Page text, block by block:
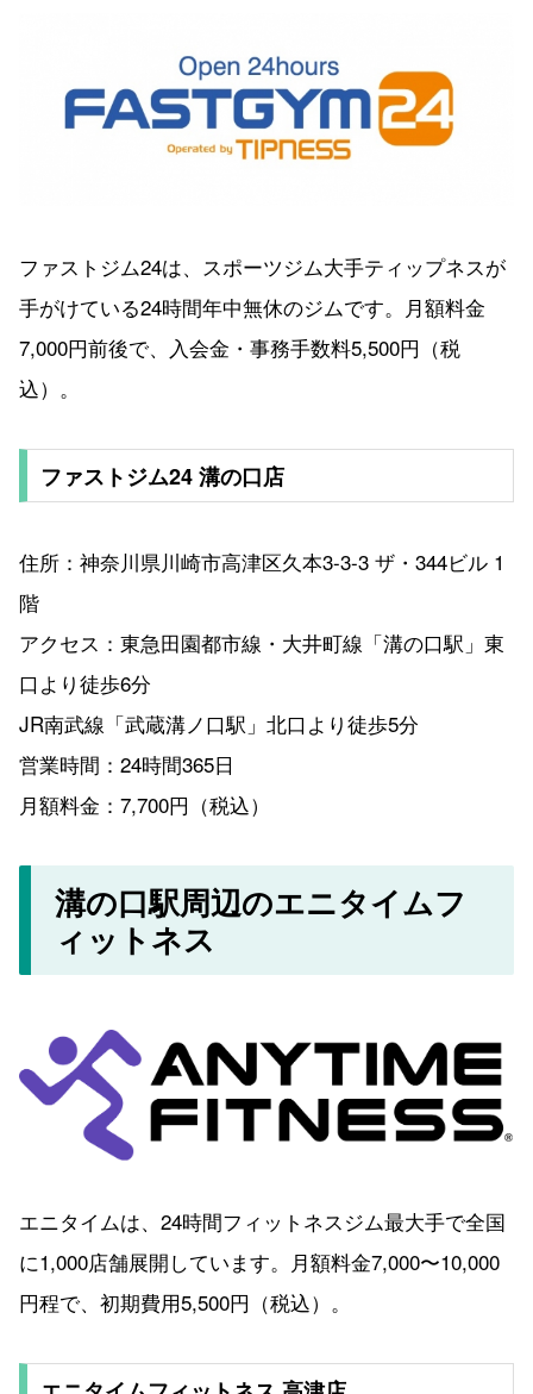
ファストジム24は、スポーツジム大手ティップネスが
手がけている24時間年中無休のジムです。月額料金
7,000円前後で、入会金・事務手数料5,500円（税
込）。
ファストジム24 溝の口店
住所：神奈川県川崎市高津区久本3-3-3 ザ・344ビル 1
階
アクセス：東急田園都市線・大井町線「溝の口駅」東
口より徒歩6分
JR南武線「武蔵溝ノ口駅」北口より徒歩5分
営業時間：24時間365日
月額料金：7,700円（税込）
溝の口駅周辺のエニタイムフ
ィットネス
エニタイムは、24時間フィットネスジム最大手で全国
に1,000店舗展開しています。月額料金7,000〜10,000
円程で、初期費用5,500円（税込）。